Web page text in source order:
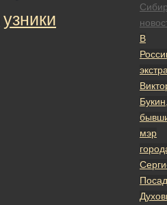
В
мэр
Посад
узники